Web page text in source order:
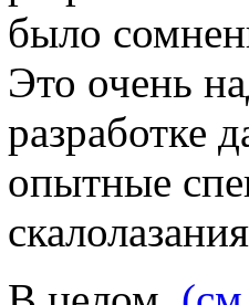
было
Это очень
разработке
опытные